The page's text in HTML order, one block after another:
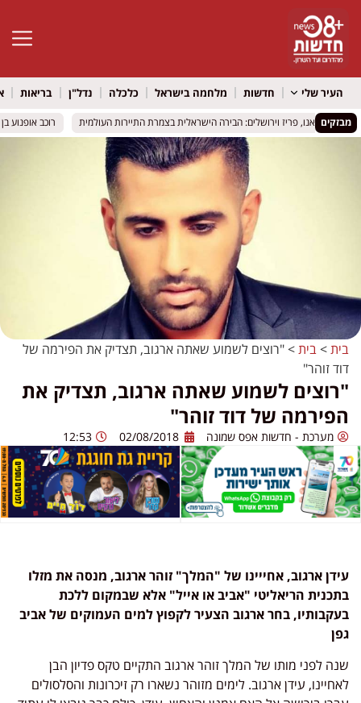
פתח
העיר שלי חדשות מלחמה בישראל כלכלה נדל"ן בריאות
מבזקים
מילאנו, פריז וירושלים: הבירה הישראלית בצמרת התיירות העולמית
מילאנו, פריז וירושלים: הבירה הישראלית בצמרת התיירות העולמית רוכב אופנוע בן 57 נפצע קשה בכביש 412 סמוך לאור יהודה
רוכב אופנוע בן 57 נפצע קשה בכביש 412 סמוך לאור יהודה
בית>בית>"רוצים לשמוע שאתה ארגוב, תצדיק את הפירמה של
דוד זוהר"
"רוצים לשמוע שאתה ארגוב, תצדיק את
הפירמה של דוד זוהר"
מערכת - חדשות אפס שמונה 02/08/2018
12:53
עידן ארגוב, אחייינו של "המלך" זוהר ארגוב, מנסה את מזלו
בתכנית הריאליטי "אביב או אייל" אלא שבמקום ללכת
בעקבותיו, בחר ארגוב הצעיר לקפוץ למים העמוקים של אביב
גפן
שנה לפני מותו של המלך זוהר ארגוב התקיים טקס פדיון הבן
לאחיינו, עידן ארגוב. לימים מזוהר נשארו רק זיכרונות והסלסולים